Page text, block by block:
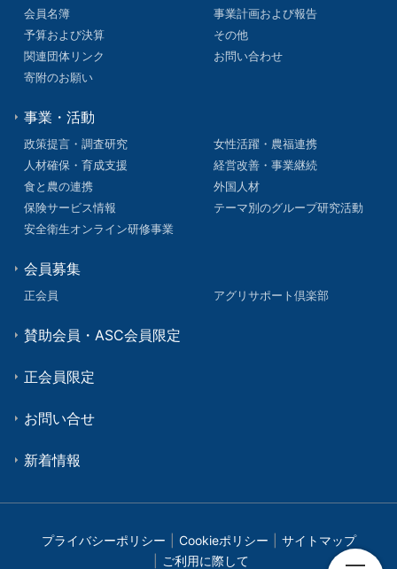
会員名簿
事業計画および報告
予算および決算
その他
関連団体リンク
お問い合わせ
寄附のお願い
事業・活動
政策提言・調査研究
女性活躍・農福連携
人材確保・育成支援
経営改善・事業継続
食と農の連携
外国人材
保険サービス情報
テーマ別のグループ研究活動
安全衛生オンライン研修事業
会員募集
正会員 アグリサポート倶楽部
賛助会員・ASC会員限定
正会員限定
お問い合せ
新着情報
プライバシーポリシー Cookieポリシー
サイトマップ
ご利用に際して